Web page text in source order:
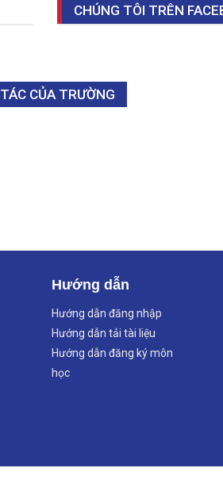
CHÚNG TÔI TRÊN
CỦA TRƯỜNG
Hướng dẫn
Hướng dẫn đăng nhập
Hướng dẫn tải tài liệu
Hướng dẫn đăng ký môn
học